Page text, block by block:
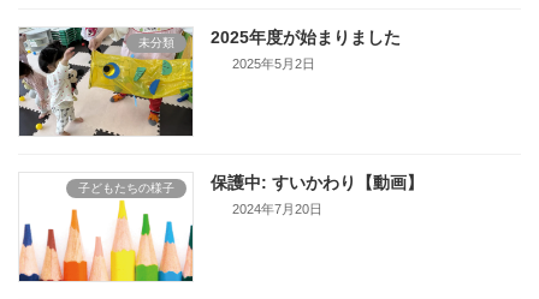
未分類 2025年度が始まりました
2025年5月2日
子どもたちの様子 保護中: すいかわり【動画】
2024年7月20日